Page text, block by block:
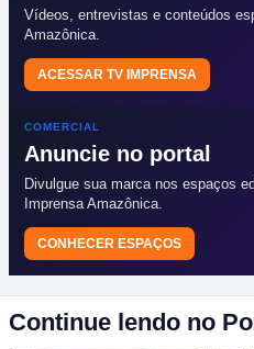
Vídeos, entrevistas e conteúdos
Amazônica.
ACESSAR TV IMPRENSA
COMERCIAL
Anuncie no portal
Divulgue sua marca nos espaços
Imprensa Amazônica.
CONHECER ESPAÇOS
Continue lendo no